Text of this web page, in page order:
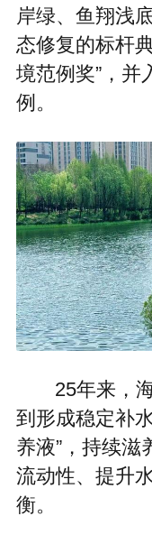
岸绿、鱼翔浅
态修复的标杆
境范例奖”，并
例。
25年来，
到形成稳定补
养液”，持续滋
流动性、提升
衡。